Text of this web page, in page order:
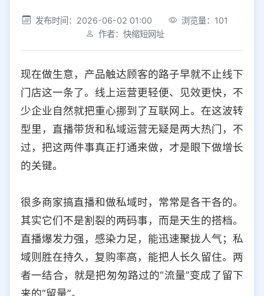
社交平台 电商平台
选择防红平台类型，避免链接被拦截
iOS Android PC 其他
选择允许访问的平台类型
发布时间：2026-06-02 01:00
浏览量：101
作者：快缩短网址
现在做生意，产品触达顾客的路子早就不止线下
门店这一条了。线上运营更轻便、见效更快，不
少企业自然就把重心挪到了互联网上。在这波转
型里，直播带货和私域运营无疑是两大热门，不
过，把这两件事真正打通来做，才是眼下做增长
的关键。
很多商家搞直播和做私域时，常常是各干各的。
其实它们不是割裂的两码事，而是天生的搭档。
直播爆发力强，感染力足，能迅速聚拢人气；私
域则胜在持久，复购率高，能把人长久留住。两
者一结合，就是把匆匆路过的“流量”变成了留下
来的“留量”。